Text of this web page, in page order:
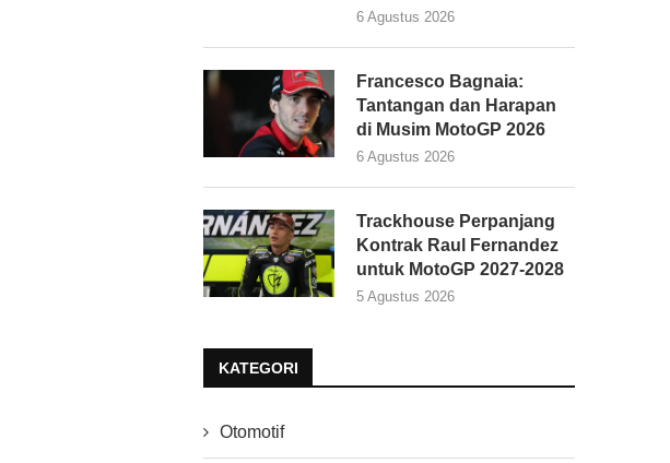
6 Agustus 2026
Francesco Bagnaia:
Tantangan dan Harapan
di Musim MotoGP 2026
6 Agustus 2026
Trackhouse Perpanjang
Kontrak Raul Fernandez
untuk MotoGP 2027-2028
5 Agustus 2026
KATEGORI
Otomotif